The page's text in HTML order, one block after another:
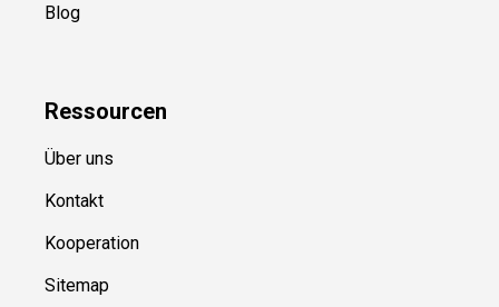
Blog
Ressourcen
Über uns
Kontakt
Kooperation
Sitemap